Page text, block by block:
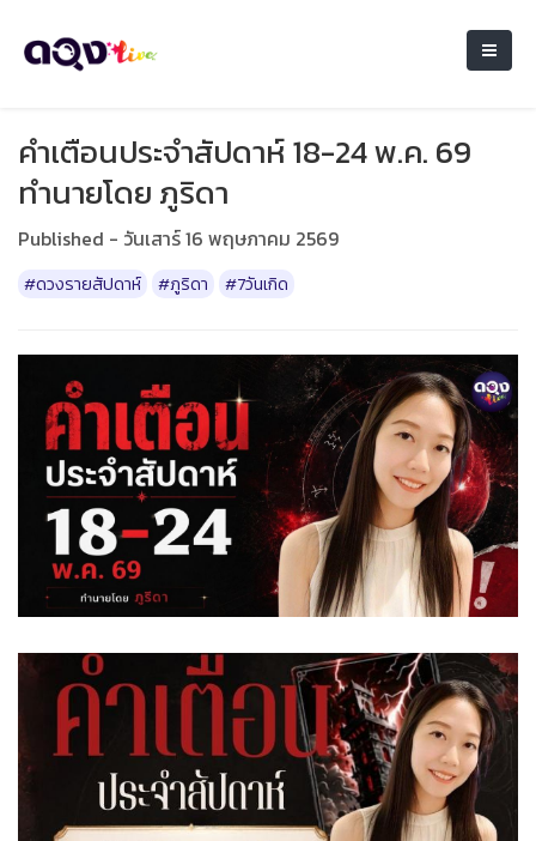
คำเตือนประจำสัปดาห์ 18-24 พ.ค. 69
ทำนายโดย ภูริดา
Published - วันเสาร์ 16 พฤษภาคม 2569
#ดวงรายสัปดาห์ #ภูริดา #7วันเกิด